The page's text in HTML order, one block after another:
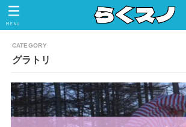
MENU
グラトリ